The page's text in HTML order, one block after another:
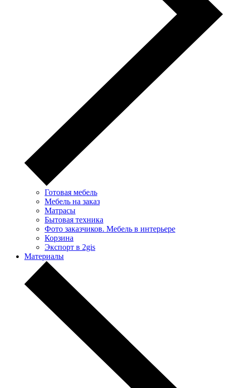
Готовая мебель
Мебель на заказ
Матрасы
Бытовая техника
Фото заказчиков. Мебель в интерьере
Корзина
Экспорт в 2gis
Материалы